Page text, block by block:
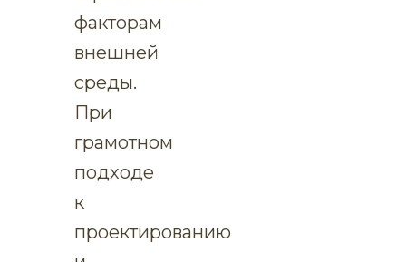
факторам
внешней
среды.
При
грамотном
подходе
к
проектированию